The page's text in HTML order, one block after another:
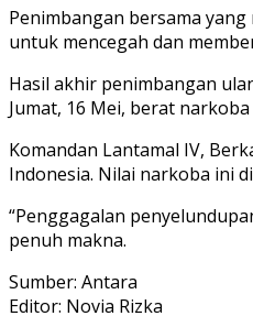
Penimbangan bersama
untuk mencegah dan
Hasil akhir penimbangan
Jumat, 16 Mei, berat
Komandan Lantamal IV,
Indonesia. Nilai narkoba ini
“Penggagalan
penuh makna.
Sumber: Antara
Editor: Novia Rizka